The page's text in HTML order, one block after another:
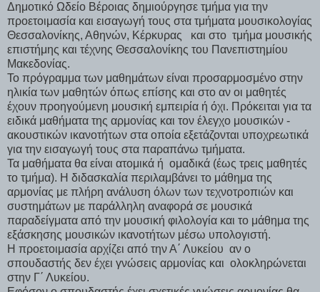
Δημοτικό Ωδείο Βέροιας δημιούργησε τμήμα για την
προετοιμασία και εισαγωγή τους στα τμήματα μουσικολογίας
Θεσσαλονίκης, Αθηνών, Κέρκυρας
και στο τμήμα μουσικής
επιστήμης και τέχνης Θεσσαλονίκης του Πανεπιστημίου
Μακεδονίας.
Το πρόγραμμα των μαθημάτων είναι προσαρμοσμένο στην
ηλικία των μαθητών όπως επίσης και στο αν οι μαθητές
έχουν προηγούμενη μουσική εμπειρία ή όχι. Πρόκειται για τα
ειδικά μαθήματα της αρμονίας και τον έλεγχο μουσικών -
ακουστικών ικανοτήτων στα οποία εξετάζονται υποχρεωτικά
για την εισαγωγή τους στα παραπάνω τμήματα.
Τα μαθήματα θα είναι ατομικά ή ομαδικά (έως τρεις μαθητές
το τμήμα). Η διδασκαλία περιλαμβάνει το μάθημα της
αρμονίας με πλήρη ανάλυση όλων των τεχνοτροπιών και
συστημάτων με παράλληλη αναφορά σε μουσικά
παραδείγματα από την μουσική φιλολογία και το μάθημα της
εξάσκησης μουσικών ικανοτήτων μέσω υπολογιστή.
Η προετοιμασία αρχίζει από την Α΄ Λυκείου αν ο
σπουδαστής δεν έχει γνώσεις αρμονίας και ολοκληρώνεται
στην Γ΄ Λυκείου.